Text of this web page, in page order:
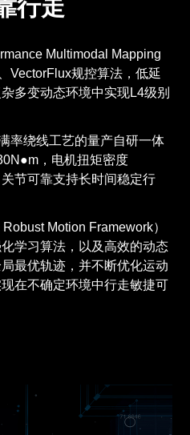
行走
Multimodal Mapping
VectorFlux规控算法，低延
多变动态环境中实现L4级别
率绕线工艺的量产自研一体
，电机扭矩密度
节可靠支持长时间稳定行
Motion Framework）
学习算法，以及高效的动态
最优轨迹，并不断优化运动
在不确定环境中行走敏捷可